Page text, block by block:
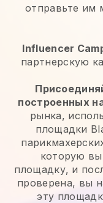
отправьте им
Influencer
партнерскую
построенных
рынка,
площадки
которую вы
площадку, и
проверена, вы
эту